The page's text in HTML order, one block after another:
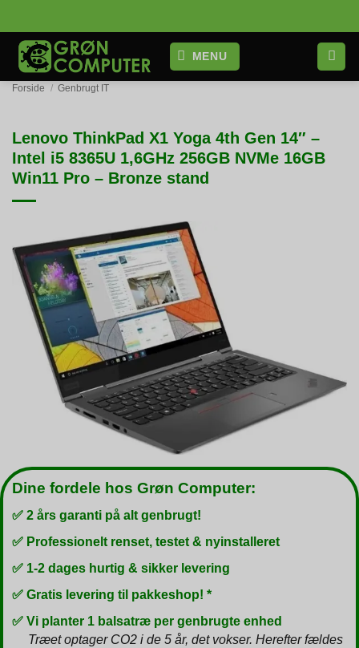
til
indhold
MENU
Forside / Genbrugt IT
Lenovo ThinkPad X1 Yoga 4th Gen 14″ –
Intel i5 8365U 1,6GHz 256GB NVMe 16GB
Win11 Pro – Bronze stand
Dine fordele hos Grøn Computer:
✅ 2 års garanti på alt genbrugt!
✅ Professionelt renset, testet & nyinstalleret
✅ 1-2 dages hurtig & sikker levering
✅ Gratis levering til pakkeshop! *
✅ Vi planter 1 balsatræ per genbrugte enhed
Træet optager CO2 i de 5 år, det vokser. Herefter fældes